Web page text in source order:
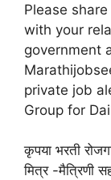
Please
with your
government
private job
Group for
कृपया भरती
मित्र -मैत्रिणी